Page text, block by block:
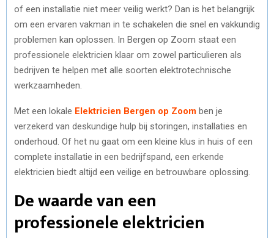
of een installatie niet meer veilig werkt? Dan is het belangrijk
om een ervaren vakman in te schakelen die snel en vakkundig
problemen kan oplossen. In Bergen op Zoom staat een
professionele elektricien klaar om zowel particulieren als
bedrijven te helpen met alle soorten elektrotechnische
werkzaamheden.
Met een lokale Elektricien Bergen op Zoom ben je
verzekerd van deskundige hulp bij storingen, installaties en
onderhoud. Of het nu gaat om een kleine klus in huis of een
complete installatie in een bedrijfspand, een erkende
elektricien biedt altijd een veilige en betrouwbare oplossing.
De waarde van een
professionele elektricien